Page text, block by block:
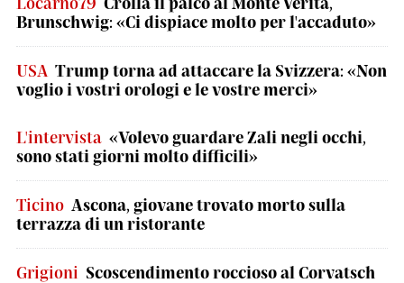
Brunschwig: «Ci dispiace molto per l'accaduto»
USA Trump torna ad attaccare la Svizzera: «Non
voglio i vostri orologi e le vostre merci»
L'intervista «Volevo guardare Zali negli occhi,
sono stati giorni molto difficili»
Ticino Ascona, giovane trovato morto sulla
terrazza di un ristorante
Grigioni Scoscendimento roccioso al Corvatsch